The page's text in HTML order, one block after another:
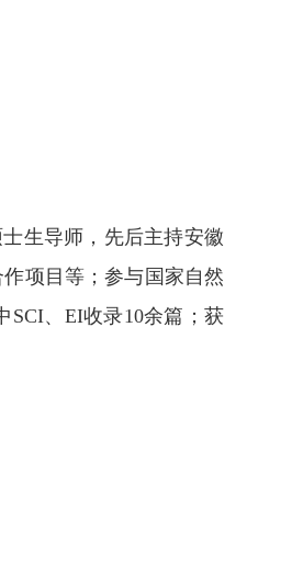
生导师，先后主持安徽
项目等；参与国家自然
SCI、 EI收录10余篇；获